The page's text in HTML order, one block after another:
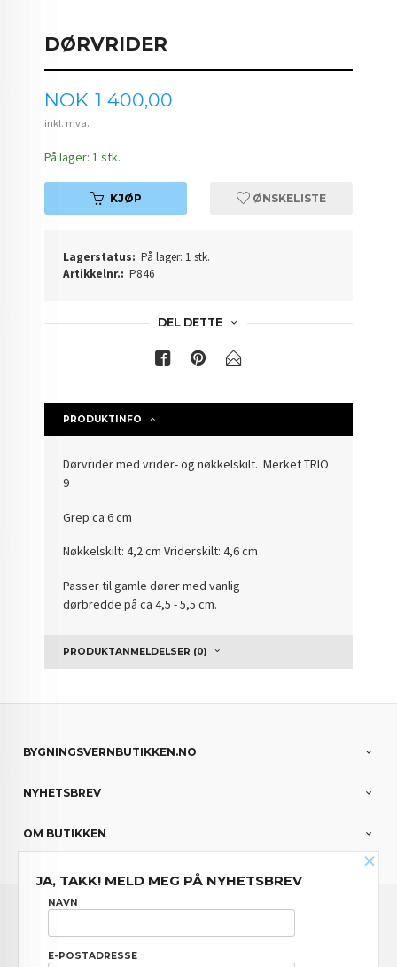
DØRVRIDER
Pris
NOK 1 400,00
inkl. mva.
På lager: 1 stk.
KJØP ØNSKELISTE
Lagerstatus: På lager: 1 stk.
Artikkelnr.: P846
DEL DETTE
PRODUKTINFO
Dørvrider med vrider- og nøkkelskilt. Merket TRIO
9
Grep ca 6 cm
Nøkkelskilt: 4,2 cm Vriderskilt: 4,6 cm
Passer til gamle dører med vanlig
dørbredde på ca 4,5 - 5,5 cm.
PRODUKTANMELDELSER (0)
BYGNINGSVERNBUTIKKEN.NO
NYHETSBREV
OM BUTIKKEN
FRAKT
NYHETSBREV
×
JA, TAKK! MELD MEG PÅ NYHETSBREV
NAVN
E-POSTADRESSE